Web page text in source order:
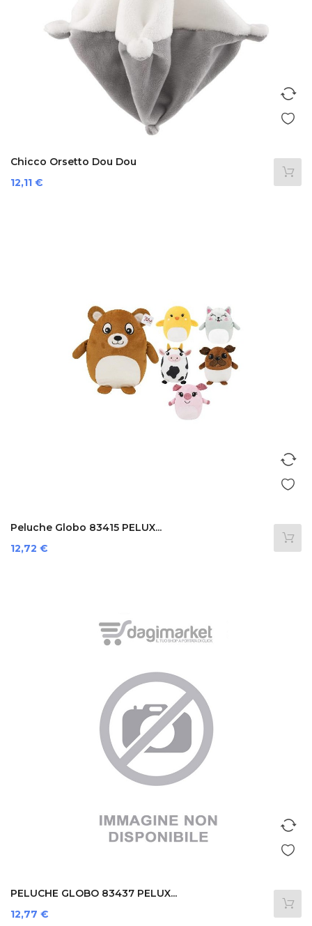
Chicco Orsetto Dou Dou
Prezzo
12,11 €
Peluche Globo 83415 PELUX...
Prezzo
12,72 €
PELUCHE GLOBO 83437 PELUX...
Prezzo
12,77 €